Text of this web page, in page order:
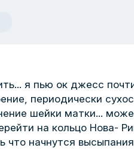
я пью ок джесс
периодически
шейки матки...
на кольцо Нова-
начнутся